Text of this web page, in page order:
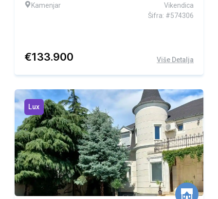
Kamenjar
Vikendica
Šifra: #574306
€133.900 Više Detalja
Lux